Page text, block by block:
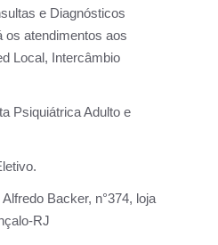
e Diagnósticos
os atendimentos aos
Local, Intercâmbio
Psiquiátrica Adulto e
Backer, n°374, loja
RJ